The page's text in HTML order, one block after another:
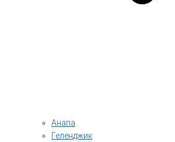
Анапа
Геленджик